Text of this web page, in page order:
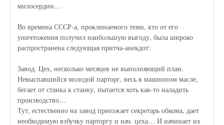
милосердии…
Во времена СССР-а, проклинаемого теми, кто от его
уничтожения получил наибольшую выгоду, была широко
распространена следующая притча-анекдот:
Завод. Цех, несколько месяцев не выполняющий план.
Невыспавшийся молодой парторг, весь в машинном масле,
бегает от станка к станку, пытается хоть как-то наладить
производство…
Тут, естественно на завод приезжает секретарь обкома, дает
необходимую взбучку парторгу и нач. цеха… И начинает их